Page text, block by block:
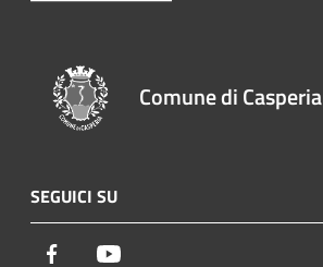
Comune di Casperia
SEGUICI SU
Facebook